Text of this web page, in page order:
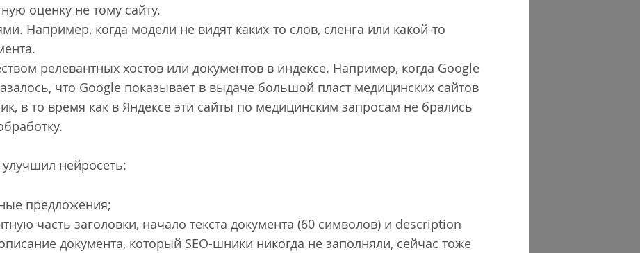
оценку не тому сайту.
Например, когда модели не видят каких-то слов, сленга или какой-то
релевантных хостов или документов в индексе. Например, когда Google
что Google показывает в выдаче большой пласт медицинских сайтов
в то время как в Яндексе эти сайты по медицинским запросам не брались
улучшил нейросеть:
предложения;
часть заголовки, начало текста документа (60 символов) и description
документа, который SEO-шники никогда не заполняли, сейчас тоже